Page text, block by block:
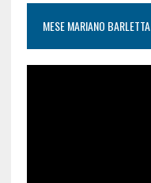
MESE MARIANO BARLETTA